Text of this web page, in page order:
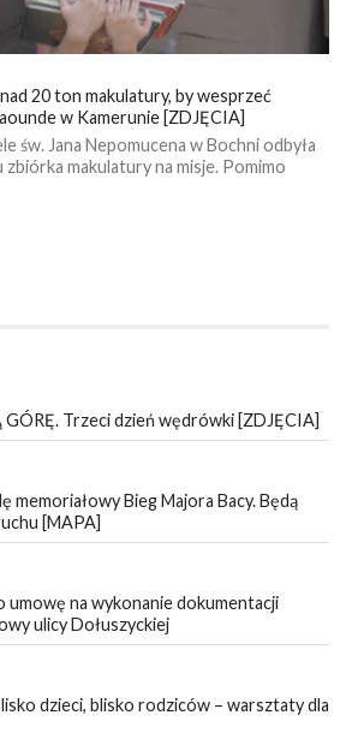
20 ton makulatury, by wesprzeć
w Kamerunie [ZDJĘCIA]
św. Jana Nepomucena w Bochni odbyła
makulatury na misje. Pomimo
GÓRĘ. Trzeci dzień wędrówki [ZDJĘCIA]
memoriałowy Bieg Majora Bacy. Będą
[MAPA]
umowę na wykonanie dokumentacji
ulicy Dołuszyckiej
dzieci, blisko rodziców – warsztaty dla